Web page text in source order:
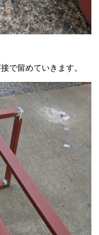
で留めていきます。